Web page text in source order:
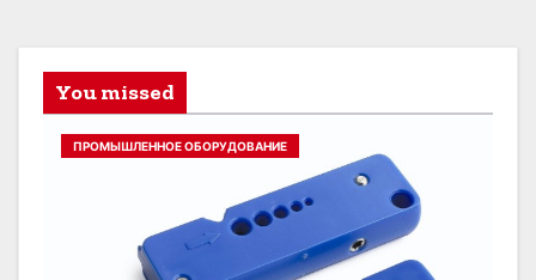
You missed
ПРОМЫШЛЕННОЕ ОБОРУДОВАНИЕ